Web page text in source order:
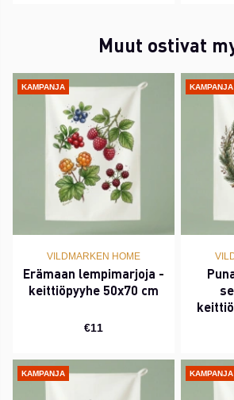
Muut ostivat
KAMPANJA
VILDMARKEN HOME
Erämaan lempimarjoja -
keittiöpyyhe 50x70 cm
€11
KAMPANJA
KAMPANJA KAMPANJA